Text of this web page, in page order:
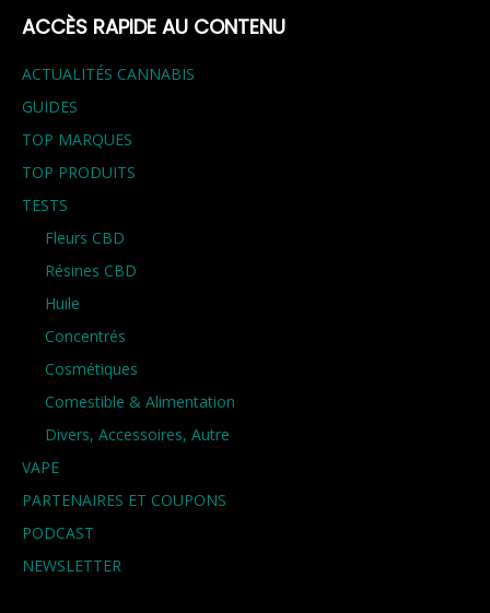
ACCÈS RAPIDE AU CONTENU
ACTUALITÉS CANNABIS
GUIDES
TOP MARQUES
TOP PRODUITS
TESTS
Fleurs CBD
Résines CBD
Huile
Concentrés
Cosmétiques
Comestible & Alimentation
Divers, Accessoires, Autre
VAPE
PARTENAIRES ET COUPONS
PODCAST
NEWSLETTER